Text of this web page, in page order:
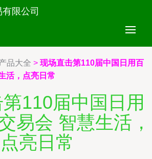
限公司
品大全 > 现场直击第110届中国日用百
活，点亮日常
110届中国日用
易会 智慧生活，
点亮日常